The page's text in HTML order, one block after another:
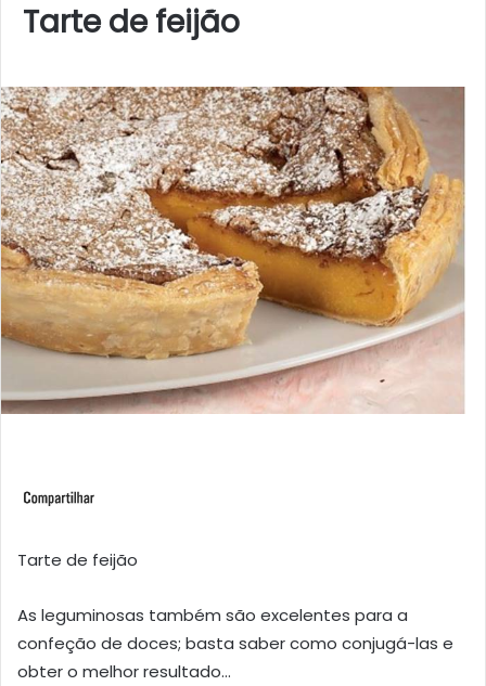
Tarte de feijão
Tarte de feijão
As leguminosas também são excelentes para a
confeção de doces; basta saber como conjugá-las e
obter o melhor resultado…